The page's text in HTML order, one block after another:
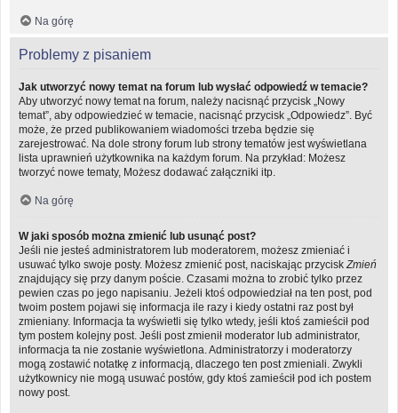
Na górę
Problemy z pisaniem
Jak utworzyć nowy temat na forum lub wysłać odpowiedź w temacie?
Aby utworzyć nowy temat na forum, należy nacisnąć przycisk „Nowy
temat”, aby odpowiedzieć w temacie, nacisnąć przycisk „Odpowiedz”. Być
może, że przed publikowaniem wiadomości trzeba będzie się
zarejestrować. Na dole strony forum lub strony tematów jest wyświetlana
lista uprawnień użytkownika na każdym forum. Na przykład: Możesz
tworzyć nowe tematy, Możesz dodawać załączniki itp.
Na górę
W jaki sposób można zmienić lub usunąć post?
Jeśli nie jesteś administratorem lub moderatorem, możesz zmieniać i
usuwać tylko swoje posty. Możesz zmienić post, naciskając przycisk Zmień
znajdujący się przy danym poście. Czasami można to zrobić tylko przez
pewien czas po jego napisaniu. Jeżeli ktoś odpowiedział na ten post, pod
twoim postem pojawi się informacja ile razy i kiedy ostatni raz post był
zmieniany. Informacja ta wyświetli się tylko wtedy, jeśli ktoś zamieścił pod
tym postem kolejny post. Jeśli post zmienił moderator lub administrator,
informacja ta nie zostanie wyświetlona. Administratorzy i moderatorzy
mogą zostawić notatkę z informacją, dlaczego ten post zmieniali. Zwykli
użytkownicy nie mogą usuwać postów, gdy ktoś zamieścił pod ich postem
nowy post.